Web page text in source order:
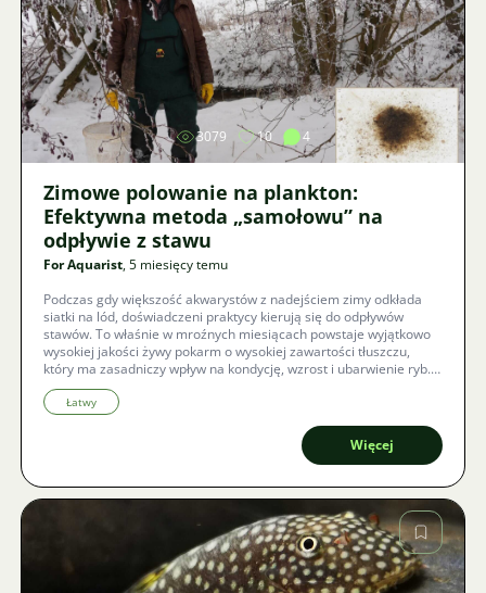
Zdjęcie
3079 10 4
Zimowe polowanie na plankton:
Efektywna metoda „samołowu” na
odpływie z stawu
For Aquarist, 5 miesięcy temu
Podczas gdy większość akwarystów z nadejściem zimy odkłada
siatki na lód, doświadczeni praktycy kierują się do odpływów
stawów. To właśnie w mroźnych miesiącach powstaje wyjątkowo
wysokiej jakości żywy pokarm o wysokiej zawartości tłuszczu,
który ma zasadniczy wpływ na kondycję, wzrost i ubarwienie ryb.
Zimowy połów planktonu nie jest nostalgią ani improwizacją, ale
przemyślaną metodą, która w nowoczesnej akwarystyce na nowo
zdobywa swoje miejsce.
Łatwy
Więcej